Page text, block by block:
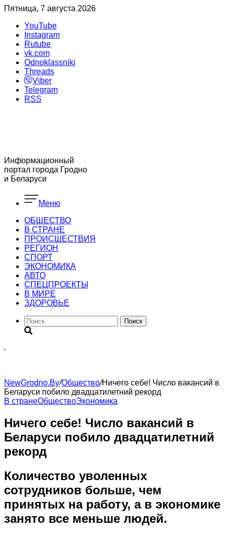
Пятница, 7 августа 2026
YouTube
Instagram
Rutube
vk.com
Odnoklassniki
Threads
Viber
Telegram
RSS
Информационный
портал города Гродно
и Беларуси
Меню
ОБЩЕСТВО
В СТРАНЕ
ПРОИСШЕСТВИЯ
РЕГИОН
CПОРТ
ЭКОНОМИКА
АВТО
СПЕЦПРОЕКТЫ
В МИРЕ
ЗДОРОВЬЕ
Поиск
NewGrodno.By/Общество/Ничего себе! Число вакансий в
Беларуси побило двадцатилетний рекорд
В странеОбществоЭкономика
Ничего себе! Число вакансий в
Беларуси побило двадцатилетний
рекорд
Количество уволенных
сотрудников больше, чем
принятых на работу, а в экономике
занято все меньше людей.